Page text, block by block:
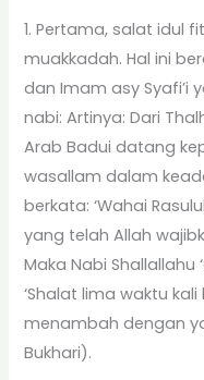
1. Pertama, salat idul
muakkadah. Hal ini
dan Imam asy Syafi’i
nabi: Artinya: Dari
Arab Badui datang
wasallam dalam
berkata: ‘Wahai
yang telah Allah
Maka Nabi
‘Shalat lima waktu
menambah dengan
Bukhari).